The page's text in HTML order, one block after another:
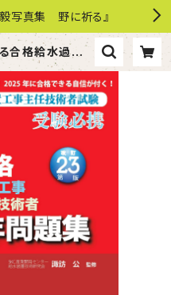
写真集 野に祈る』
格給水過去６
共同文化社